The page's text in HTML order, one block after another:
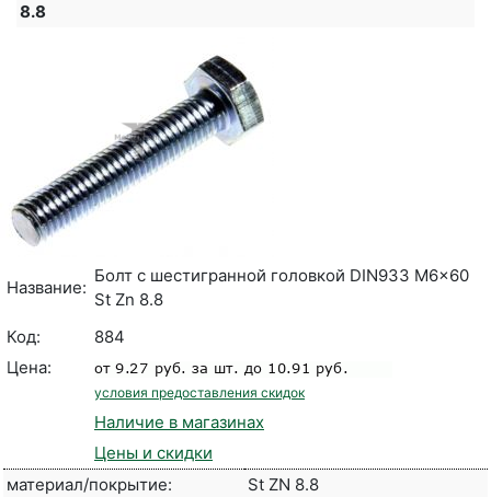
8.8
Название:
Болт с шестигранной головкой DIN933 M6x60
St Zn 8.8
Код:
884
Цена:
условия предоставления скидок
Наличие в магазинах
Цены и скидки
материал/покрытие:
St ZN 8.8